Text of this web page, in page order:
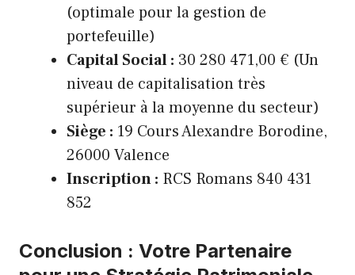
(optimale pour la gestion de
portefeuille)
Capital Social : 30 280 471,00 € (Un
niveau de capitalisation très
supérieur à la moyenne du secteur)
Siège : 19 Cours Alexandre Borodine,
26000 Valence
Inscription : RCS Romans 840 431
852
Conclusion : Votre Partenaire